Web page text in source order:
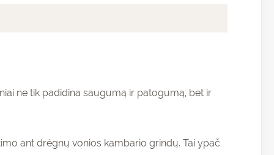
ne tik padidina saugumą ir patogumą, bet ir
ant drėgnų vonios kambario grindų. Tai ypač